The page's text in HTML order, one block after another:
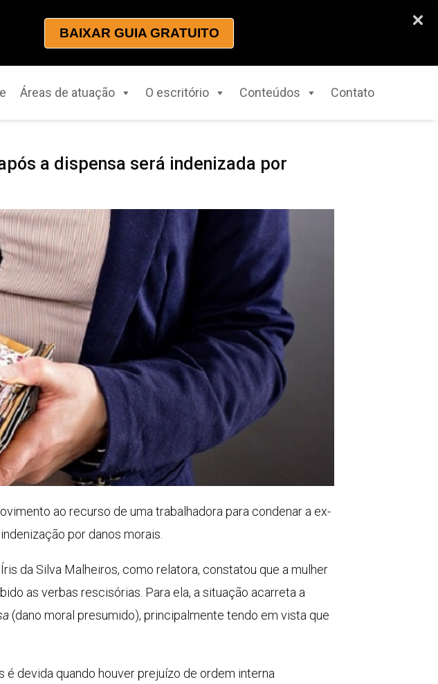
BAIXAR GUIA GRATUITO
Áreas de atuação O escritório Conteúdos Contato
a dispensa será indenizada por
ao recurso de uma trabalhadora para condenar a ex-
por danos morais.
da Silva Malheiros, como relatora, constatou que a mulher
as verbas rescisórias. Para ela, a situação acarreta a
(dano moral presumido), principalmente tendo em vista que
é devida quando houver prejuízo de ordem interna